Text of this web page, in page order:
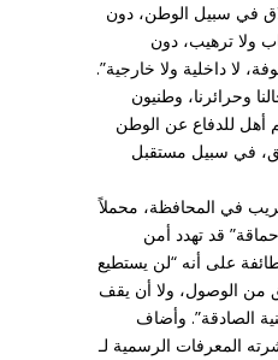
في سبيل الوطن، دون
ولا ترهيب، دون
لا داخلية ولا خارجية”.
وحرائرنا، وطنيون
أهل للدفاع عن الوطن
في سبيل مستقبل
في المحافظة، محملاً
قد تهدد أمن
على أنه “لن يستطيع
من الوصول، ولا أن يقف
الصادقة”. وأضاف
المعرفات الرسمية لـ